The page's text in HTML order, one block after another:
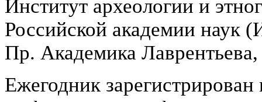
Институт археологии и
Российской академии
Пр. Академика
Ежегодник